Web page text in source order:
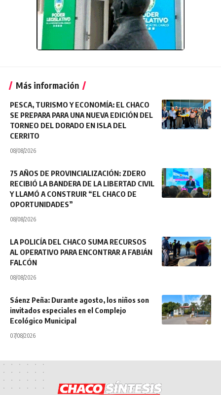
Más información
PESCA, TURISMO Y ECONOMÍA: EL CHACO
SE PREPARA PARA UNA NUEVA EDICIÓN DEL
TORNEO DEL DORADO EN ISLA DEL
CERRITO
08/08/2026
75 AÑOS DE PROVINCIALIZACIÓN: ZDERO
RECIBIÓ LA BANDERA DE LA LIBERTAD CIVIL
Y LLAMÓ A CONSTRUIR “EL CHACO DE
OPORTUNIDADES”
08/08/2026
LA POLICÍA DEL CHACO SUMA RECURSOS
AL OPERATIVO PARA ENCONTRAR A FABIÁN
FALCÓN
08/08/2026
Sáenz Peña: Durante agosto, los niños son
invitados especiales en el Complejo
Ecológico Municipal
07/08/2026